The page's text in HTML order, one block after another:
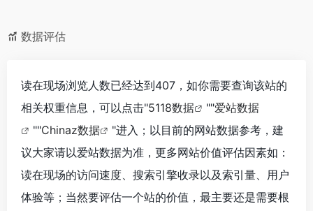
数据评估
读在现场浏览人数已经达到407，如你需要查询该站的
相关权重信息，可以点击"5118数据 ""爱站数据
""Chinaz数据
"进入；以目前的网站数据参考，建
议大家请以爱站数据为准，更多网站价值评估因素如：
读在现场的访问速度、搜索引擎收录以及索引量、用户
体验等；当然要评估一个站的价值，最主要还是需要根